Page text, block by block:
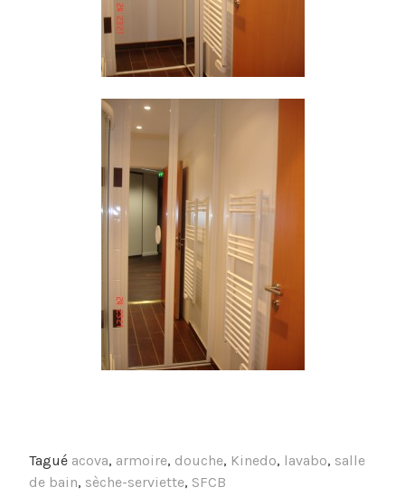
Tagué acova, armoire, douche, Kinedo, lavabo, salle
de bain, sèche-serviette, SFCB